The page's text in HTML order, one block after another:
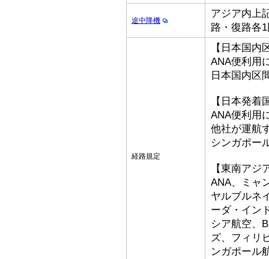
途中降機
アジア内上
路・復路各
経路規定
【日本国内
ANA便利用
日本国内区
【日本発着
ANA便利用
他社が運航
シンガポー
【東南アジ
ANA、ミャ
ヤルブルネ
ーダ・イン
シア航空、
ズ、フィリ
ンガポール